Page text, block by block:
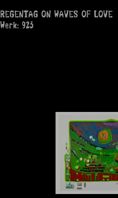
REGENTAG ON WAVES OF LOVE
Werk: 923